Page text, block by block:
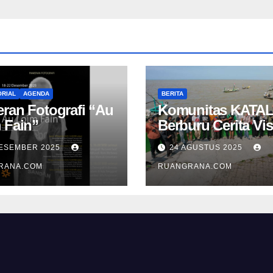
AGENDA
Fotografi “Au
2025
BERITA
Komunitas
Berburu Cerita
di Pesisir
24 AGUSTUS 2025
RUANGRANA.COM